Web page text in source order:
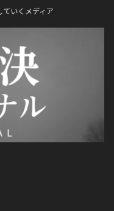
いくメディア